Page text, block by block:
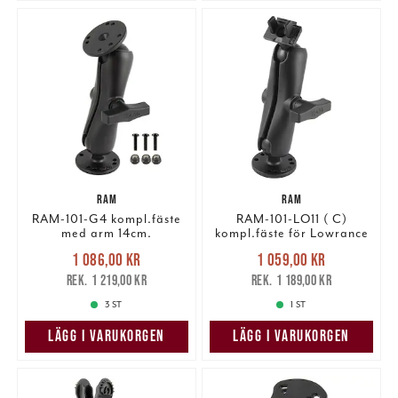
RAM
RAM-101-G4 kompl.fäste
med arm 14cm.
Nuvarande pris
1 086,00 krTidigare pris
1 219,00 kr
1 086,00 kr
1 219,00 kr
3 ST
LÄGG I VARUKORGEN
RAM
RAM-101-LO11 ( C)
kompl.fäste för Lowrance
Nuvarande pris
1 059,00 krTidigare pris
1 189,00 kr
1 059,00 kr
1 189,00 kr
1 ST
LÄGG I VARUKORGEN